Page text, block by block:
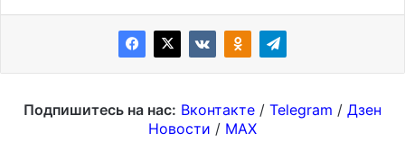
Подпишитесь на нас: Вконтакте / Telegram / Дзен
Новости / MAX